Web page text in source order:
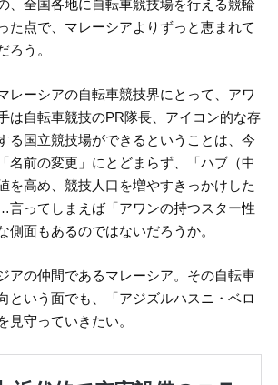
、全国各地に自転車競技場を行える競輪
た点で、マレーシアよりずっと恵まれて
ろう。
レーシアの自転車競技界にとって、アワ
は自転車競技のPR隊長、アイコン的な存
る国立競技場ができるということは、今
名前の変更」にとどまらず、「ハブ（中
を高め、競技人口を増やすきっかけした
ってしまえば「アワンの持つスター性
側面もあるのではないだろうか。
アの仲間であるマレーシア。その自転車
という面でも、「アジズルハスニ・ベロ
見守っていきたい。